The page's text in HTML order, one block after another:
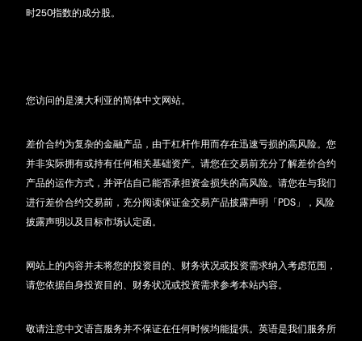
时250指数的成分股。
您访问的是澳大利亚的简体中文网站。
差价合约为复杂的金融产品，由于杠杆作用而存在迅速亏损的高风险。您
并非实际拥有或持有任何相关基础资产。请您在交易前充分了解差价合约
产品的运作方式，并评估自己能否承担资金损失的高风险。请您在与我们
进行差价合约交易前，充分阅读保证金交易产品披露声明「PDS」，风险
披露声明以及目标市场认定函。
网站上的内容并未将您的投资目的、财务状况或投资需求纳入考虑范围，
请您依据自身投资目的、财务状况或投资需求参考本站内容。
敬请注意中文语言服务并不保证在任何时候均能提供。英语是我们服务所